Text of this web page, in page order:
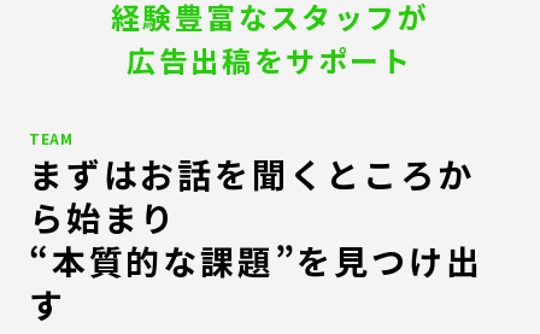
経験豊富なスタッフが
広告出稿をサポート
TEAM
まずはお話を聞くところか
ら始まり
“本質的な課題”を見つけ出
す